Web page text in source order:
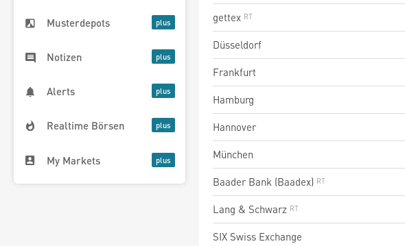
Musterdepots
Notizen
Alerts
Realtime Börsen
My Markets
gettex
Düsseldorf
Frankfurt
Hamburg
Hannover
München
Baader Bank (Baadex)
Lang & Schwarz
SIX Swiss Exchange